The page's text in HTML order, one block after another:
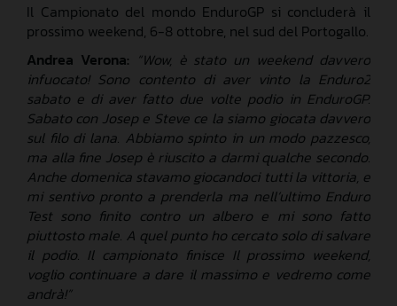
Il Campionato del mondo EnduroGP si concluderà il
prossimo weekend, 6-8 ottobre, nel sud del Portogallo.
Andrea Verona: “Wow, è stato un weekend davvero
infuocato! Sono contento di aver vinto la Enduro2
sabato e di aver fatto due volte podio in EnduroGP.
Sabato con Josep e Steve ce la siamo giocata davvero
sul filo di lana. Abbiamo spinto in un modo pazzesco,
ma alla fine Josep è riuscito a darmi qualche secondo.
Anche domenica stavamo giocandoci tutti la vittoria, e
mi sentivo pronto a prenderla ma nell’ultimo Enduro
Test sono finito contro un albero e mi sono fatto
piuttosto male. A quel punto ho cercato solo di salvare
il podio. Il campionato finisce Il prossimo weekend,
voglio continuare a dare il massimo e vedremo come
andrà!”